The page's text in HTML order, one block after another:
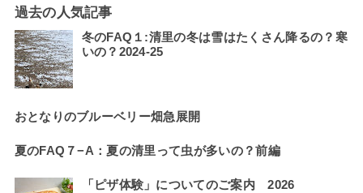
過去の人気記事
冬のFAQ１:清里の冬は雪はたくさん降るの？寒
いの？2024-25
おとなりのブルーベリー畑急展開
夏のFAQ７−A：夏の清里って虫が多いの？前編
「ピザ体験」についてのご案内 2026